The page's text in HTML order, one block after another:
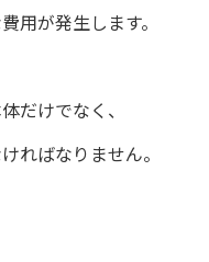
用が発生します。
だけでなく、
ればなりません。